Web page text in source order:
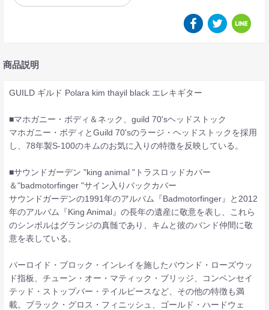
商品説明
GUILD ギルド Polara kim thayil black エレキギター
■マホガニー・ボディ＆ネック、guild 70'sヘッドストック
マホガニー・ボディとGuild 70'sのラージ・ヘッドストックを採用
し、78年製S-100のキムのお気に入りの特徴を反映している。
■サウンドガーデン "king animal "トラスロッドカバー
＆"badmotorfinger "サイン入りバックカバー
サウンドガーデンの1991年のアルバム『Badmotorfinger』と2012
年のアルバム『King Animal』の長年の遺産に敬意を表し、これら
のシンボルはグランジの真髄であり、キムと彼のバンド仲間に敬
意を表している。
パーロイド・ブロック・インレイを施したバウンド・ローズウッ
ド指板、チューン・オー・マティック・ブリッジ、コンペンセイ
テッド・ストップバー・テイルピースなど、その他の特徴も満
載。ブラック・グロス・フィニッシュ、ゴールド・ハードウェ